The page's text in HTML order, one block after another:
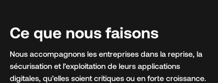
Ce que nous faisons
Nous accompagnons les entreprises dans la reprise, la
sécurisation et l’exploitation de leurs applications
digitales, qu’elles soient critiques ou en forte croissance.